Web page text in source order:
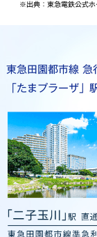
※出典：東急電鉄公式
東急田園都市線 急
「たまプラーザ」